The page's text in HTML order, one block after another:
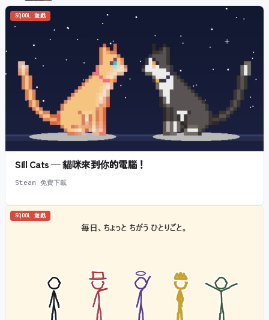
SQOOL 遊戲
Sill Cats — 貓咪來到你的電腦！
Steam 免費下載
SQOOL 遊戲